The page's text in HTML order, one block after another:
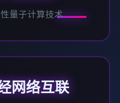
量子计算技术
网络互联